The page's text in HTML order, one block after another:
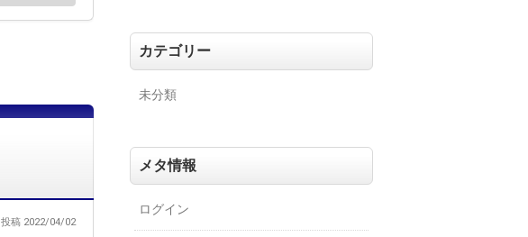
投稿 2022/04/02
カテゴリー
未分類
メタ情報
ログイン